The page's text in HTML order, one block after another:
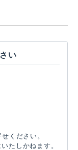
い
ください。
たしかねます。